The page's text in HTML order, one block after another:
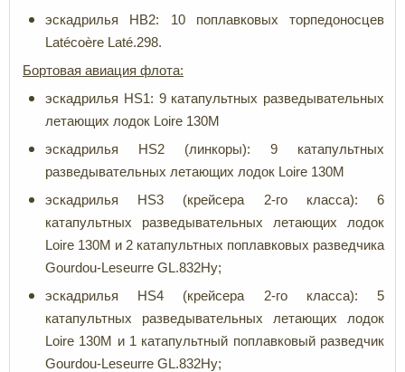
эскадрилья HB2: 10 поплавковых торпедоносцев
Latécoère Laté.298.
Бортовая авиация флота:
эскадрилья HS1: 9 катапультных разведывательных
летающих лодок Loire 130M
эскадрилья HS2 (линкоры): 9 катапультных
разведывательных летающих лодок Loire 130M
эскадрилья HS3 (крейсера 2-го класса): 6
катапультных разведывательных летающих лодок
Loire 130M и 2 катапультных поплавковых разведчика
Gourdou-Leseurre GL.832Hy;
эскадрилья HS4 (крейсера 2-го класса): 5
катапультных разведывательных летающих лодок
Loire 130M и 1 катапультный поплавковый разведчик
Gourdou-Leseurre GL.832Hy;